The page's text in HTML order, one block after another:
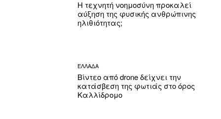
Η τεχνητή νοημοσύνη προκαλεί
αύξηση της φυσικής ανθρώπινης
ηλιθιότητας;
ΕΛΛΑΔΑ
Βίντεο από drone δείχνει την
κατάσβεση της φωτιάς στο όρος
Καλλίδρομο